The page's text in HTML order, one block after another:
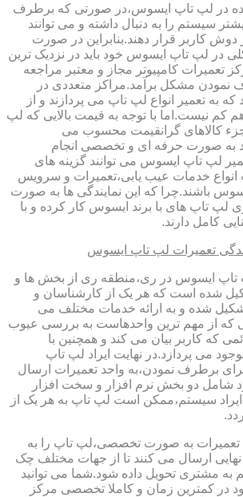
در لپ تاپ ایسوس،در صورتی که برطرف
سیستم را به دنبال داشته و می توانند
دوش کاربر قرار دهند.بنابراین در صورت
در لپ تاپ ایسوس خود باید در نزدیک ترین
تعمیرات کامپیوتر مجاز و معتبر مراجعه
مشکل برآمد.مراکز متعددی در
به تعمیر انواع لپ تاپ می پردازند و از
کم نیست.اما با توجه به قیمت بالایی که لپ
جزء کالاهای گرانقیمت محسوب می
به صورت حرفه ای و تخصصی انجام
لپ تاپ ایسوس می توانند گزینه های
خدمات عیب یابی،تعمیرات و سرویس
باشند.چرا که این نمایندگی ها به صورت
لپ تاپ های با برند ایسوس کار کرده و با
کامل دارند.
تعمیرات لپ تاپ ایسوس
تاپ ایسوس در ری،منطقه ری از بخش ها و
شده است که هر یک از کارشناسان و
شده و به ارائه خدمات مختلف می
که از مهم ترین واحدهاست به بررسی عیوب
که کاربر بیان می کند و همچنین با
می پردازد.در نهایت ایراد لپ تاپ
برطرف نمودن،به واحد تعمیرات ارسال
شامل دو بخش نرم افزار و سخت افزار
سیستم،ممکن است لپ تاپ به هر یک از
تعمیرات به صورت تخصصی،لپ تاپ را به
ارسال می کنند تا از جهات مختلف چک
مشتری تحویل داده شود.شما می توانید
در کمترین زمان و کاملا تخصصی مرکز